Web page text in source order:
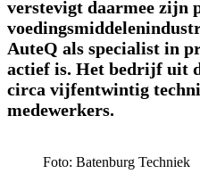
verstevigt daarmee zijn
AuteQ als specialist in
actief is. Het bedrijf uit
circa vijfentwintig
medewerkers.
Foto: Batenburg Techniek